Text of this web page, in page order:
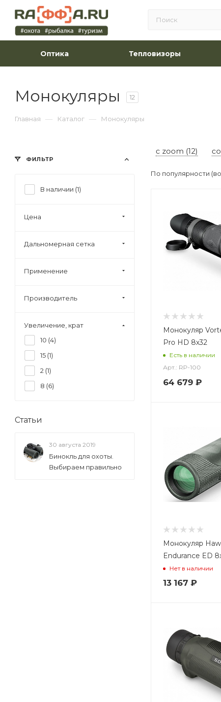
Оптика Тепловизоры
Монокуляры 12
Главная — Каталог — Монокуляры
c zoom (12)
По популярности
Монокуляр
Pro HD 8x32
Есть в наличии
Арт.: RP-100
64 679 ₽
Монокуляр
Endurance ED
Нет в наличии
13 167 ₽
ФИЛЬТР
В наличии (1)
Цена
Дальномерная сетка
Применение
Производитель
Увеличение, крат
10 (4)
15 (1)
2 (1)
8 (6)
Статьи
30 августа 2019
Бинокль для охоты.
Выбираем правильно